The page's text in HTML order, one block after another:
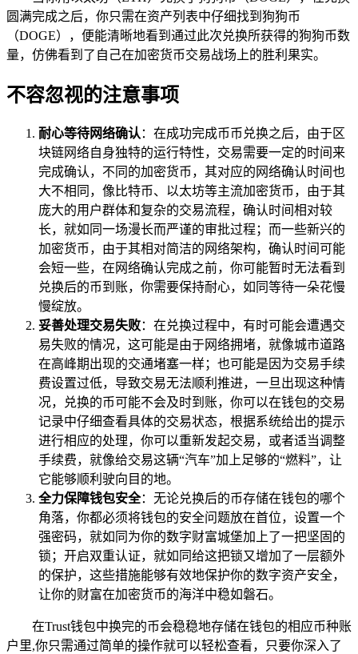
圆满完成之后，你只需在资产列表中仔细找到狗狗币
（DOGE），便能清晰地看到通过此次兑换所获得的狗狗币数
量，仿佛看到了自己在加密货币交易战场上的胜利果实。
不容忽视的注意事项
耐心等待网络确认：在成功完成币币兑换之后，由于区
块链网络自身独特的运行特性，交易需要一定的时间来
完成确认，不同的加密货币，其对应的网络确认时间也
大不相同，像比特币、以太坊等主流加密货币，由于其
庞大的用户群体和复杂的交易流程，确认时间相对较
长，就如同一场漫长而严谨的审批过程；而一些新兴的
加密货币，由于其相对简洁的网络架构，确认时间可能
会短一些，在网络确认完成之前，你可能暂时无法看到
兑换后的币到账，你需要保持耐心，如同等待一朵花慢
慢绽放。
妥善处理交易失败：在兑换过程中，有时可能会遭遇交
易失败的情况，这可能是由于网络拥堵，就像城市道路
在高峰期出现的交通堵塞一样；也可能是因为交易手续
费设置过低，导致交易无法顺利推进，一旦出现这种情
况，兑换的币可能不会及时到账，你可以在钱包的交易
记录中仔细查看具体的交易状态，根据系统给出的提示
进行相应的处理，你可以重新发起交易，或者适当调整
手续费，就像给交易这辆“汽车”加上足够的“燃料”，让
它能够顺利驶向目的地。
全力保障钱包安全：无论兑换后的币存储在钱包的哪个
角落，你都必须将钱包的安全问题放在首位，设置一个
强密码，就如同为你的数字财富城堡加上了一把坚固的
锁；开启双重认证，就如同给这把锁又增加了一层额外
的保护，这些措施能够有效地保护你的数字资产安全，
让你的财富在加密货币的海洋中稳如磐石。
在Trust钱包中换完的币会稳稳地存储在钱包的相应币种账
户里,你只需通过简单的操作就可以轻松查看，只要你深入了